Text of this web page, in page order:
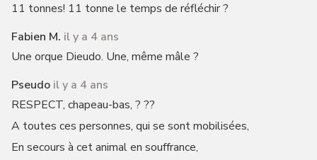
11 tonnes! 11 tonne le temps de réfléchir ?
Fabien M. il y a 4 ans
Une orque Dieudo. Une, même mâle ?
Pseudo il y a 4 ans
RESPECT, chapeau-bas, ? ??
A toutes ces personnes, qui se sont mobilisées,
En secours à cet animal en souffrance,